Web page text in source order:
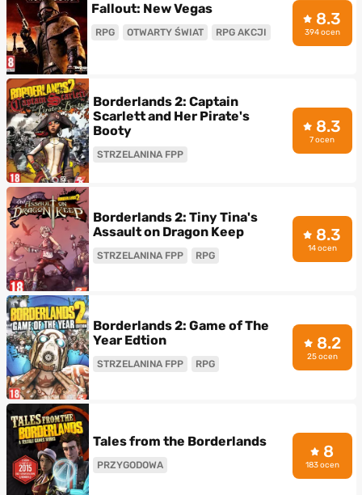
Fallout: New Vegas
RPG OTWARTY ŚWIAT RPG AKCJI
8.3
394 ocen
Borderlands 2: Captain
Scarlett and Her Pirate's
Booty
STRZELANINA FPP
8.3
7 ocen
Borderlands 2: Tiny Tina's
Assault on Dragon Keep
STRZELANINA FPP RPG
8.3
14 ocen
Borderlands 2: Game of The
Year Edtion
STRZELANINA FPP RPG
8.2
25 ocen
Tales from the Borderlands
PRZYGODOWA
8
183 ocen